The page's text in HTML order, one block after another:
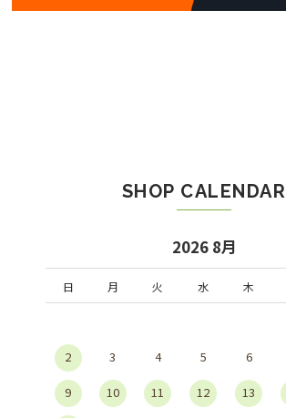
SHOP CALENDAR
2026 8月
日 月 火 水 木
2 3 4 5 6
9 10 11 12 13